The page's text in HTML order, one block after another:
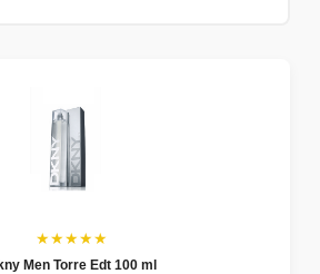
★★★★★
Men Torre Edt 100 ml